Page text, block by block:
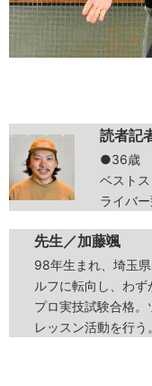
読者記
●36歳
ベスト
ライバ
先生／加藤颯
98年生まれ、埼玉
ルフに転向し、わ
プロ実技試験合格。
レッスン活動を行